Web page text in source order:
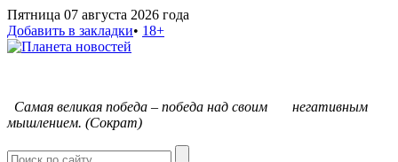
Пятница 07 августа 2026 года
Добавить в закладки• 18+
Самая великая победа – победа над своим негативным
мышлением. (Сократ)